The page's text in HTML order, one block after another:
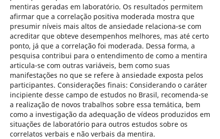
mentiras geradas em laboratório. Os resultados permitem
afirmar que a correlação positiva moderada mostra que
presumir níveis mais altos de ansiedade relaciona-se com
acreditar que obteve desempenhos melhores, mas até certo
ponto, já que a correlação foi moderada. Dessa forma, a
pesquisa contribui para o entendimento de como a mentira
articula-se com outras variáveis, bem como suas
manifestações no que se refere à ansiedade exposta pelos
participantes. Considerações finais: Considerando o caráter
incipiente desse campo de estudos no Brasil, recomenda-se
a realização de novos trabalhos sobre essa temática, bem
como a investigação da adequação de vídeos produzidos em
situações de laboratório para outros estudos sobre os
correlatos verbais e não verbais da mentira.